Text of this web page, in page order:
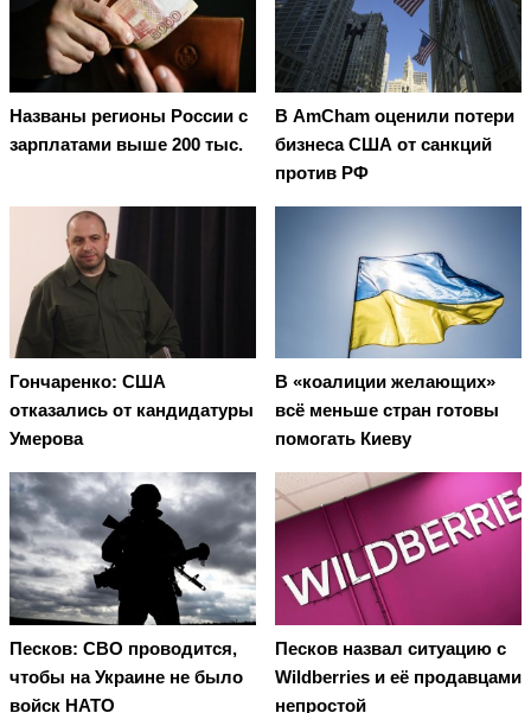
Названы регионы России с
зарплатами выше 200 тыс.
В AmCham оценили потери
бизнеса США от санкций
против РФ
Гончаренко: США
отказались от кандидатуры
Умерова
В «коалиции желающих»
всё меньше стран готовы
помогать Киеву
Песков: СВО проводится,
чтобы на Украине не было
войск НАТО
Песков назвал ситуацию с
Wildberries и её продавцами
непростой